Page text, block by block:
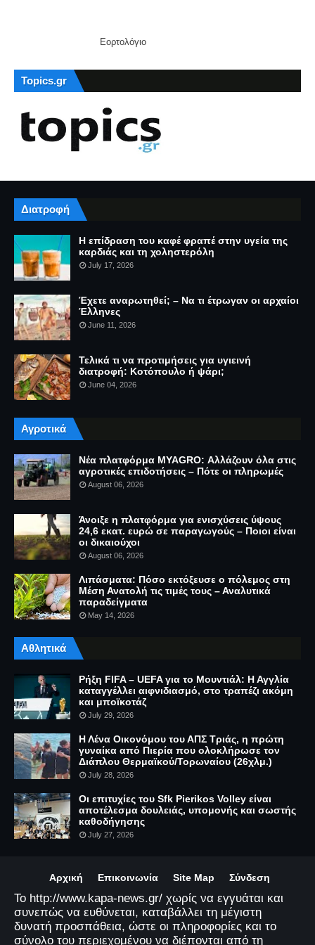
Εορτολόγιο
Topics.gr
Διατροφή
Η επίδραση του καφέ φραπέ στην υγεία της
καρδιάς και τη χοληστερόλη
July 17, 2026
Έχετε αναρωτηθεί; – Να τι έτρωγαν οι αρχαίοι
Έλληνες
June 11, 2026
Τελικά τι να προτιμήσεις για υγιεινή
διατροφή: Κοτόπουλο ή ψάρι;
June 04, 2026
Αγροτικά
Νέα πλατφόρμα MYAGRO: Αλλάζουν όλα στις
αγροτικές επιδοτήσεις – Πότε οι πληρωμές
August 06, 2026
Άνοιξε η πλατφόρμα για ενισχύσεις ύψους
24,6 εκατ. ευρώ σε παραγωγούς – Ποιοι είναι
οι δικαιούχοι
August 06, 2026
Λιπάσματα: Πόσο εκτόξευσε ο πόλεμος στη
Μέση Ανατολή τις τιμές τους – Αναλυτικά
παραδείγματα
May 14, 2026
Αθλητικά
Ρήξη FIFA – UEFA για το Μουντιάλ: Η Αγγλία
καταγγέλλει αιφνιδιασμό, στο τραπέζι ακόμη
και μποϊκοτάζ
July 29, 2026
Η Λένα Οικονόμου του ΑΠΣ Τριάς, η πρώτη
γυναίκα από Πιερία που ολοκλήρωσε τον
Διάπλου Θερμαϊκού/Τορωναίου (26χλμ.)
July 28, 2026
Οι επιτυχίες του Sfk Pierikos Volley είναι
αποτέλεσμα δουλειάς, υπομονής και σωστής
καθοδήγησης
July 27, 2026
Αρχική Επικοινωνία Site Map Σύνδεση
Το http://www.kapa-news.gr/ χωρίς να εγγυάται και
συνεπώς να ευθύνεται, καταβάλλει τη μέγιστη
δυνατή προσπάθεια, ώστε οι πληροφορίες και το
σύνολο του περιεχομένου να διέπονται από τη